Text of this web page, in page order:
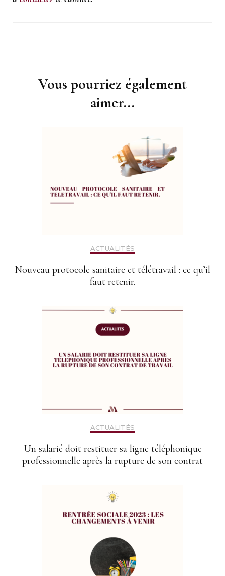
Vous pourriez également
aimer...
ACTUALITÉS
Nouveau protocole sanitaire et télétravail : ce qu’il
faut retenir.
ACTUALITÉS
Un salarié doit restituer sa ligne téléphonique
professionnelle après la rupture de son contrat